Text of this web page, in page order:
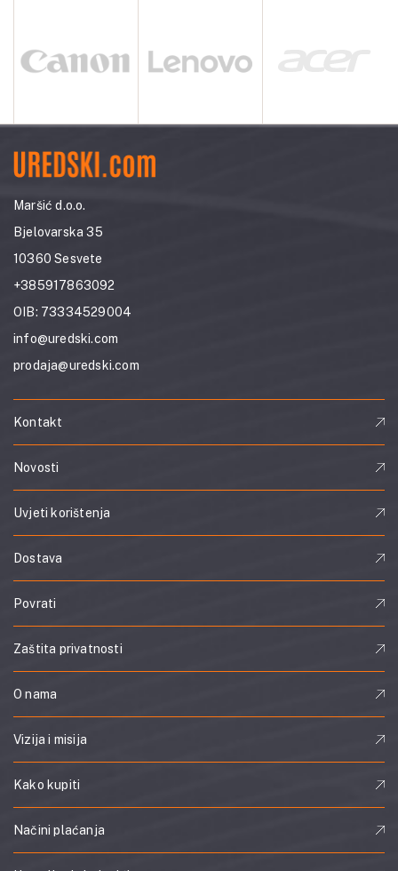
Maršić d.o.o.
Bjelovarska 35
10360 Sesvete
+385917863092
OIB: 73334529004
info@uredski.com
prodaja@uredski.com
Kontakt
Novosti
Uvjeti korištenja
Dostava
Povrati
Zaštita privatnosti
O nama
Vizija i misija
Kako kupiti
Načini plaćanja